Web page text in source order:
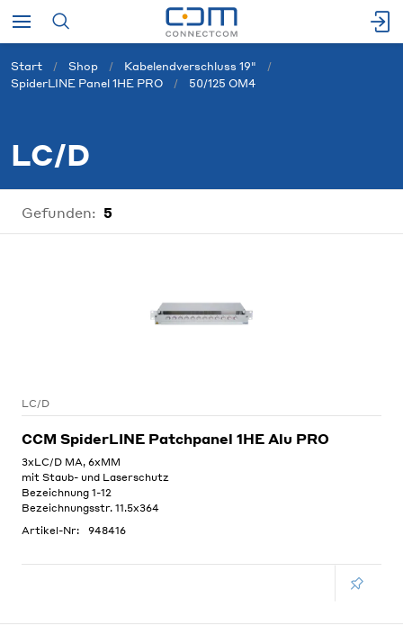
Start Shop
Kabelendverschluss 19"
SpiderLINE Panel 1HE PRO
50/125 OM4
LC/D
Gefunden: 5
LC/D
CCM SpiderLINE Patchpanel 1HE Alu PRO
3xLC/D MA, 6xMM
mit Staub- und Laserschutz
Bezeichnung 1-12
Bezeichnungsstr. 11.5x364
Artikel-Nr:
948416